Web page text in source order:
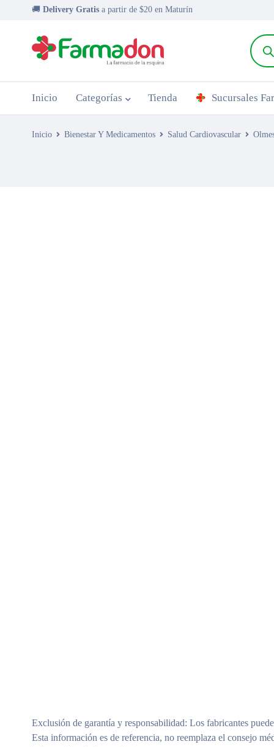
🚚 Delivery Gratis a partir de $20 en Maturín
Inicio Categorías Tienda Sucursales
Inicio Bienestar Y Medicamentos Salud Cardiovascular
Exclusión de garantía y responsabilidad: Los fabricantes
Esta información es de referencia, no reemplaza el consejo